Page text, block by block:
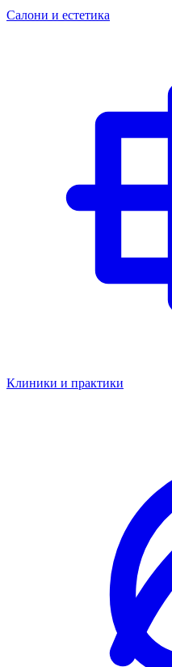
Салони и естетика
Клиники и практики